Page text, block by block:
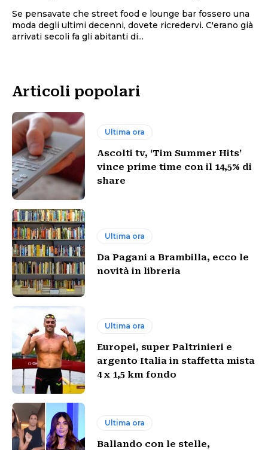
Se pensavate che street food e lounge bar fossero una
moda degli ultimi decenni, dovete ricredervi. C'erano già
arrivati secoli fa gli abitanti di...
Articoli popolari
Ultima ora
Ascolti tv, ‘Tim Summer Hits’
vince prime time con il 14,5% di
share
Ultima ora
Da Pagani a Brambilla, ecco le
novità in libreria
Ultima ora
Europei, super Paltrinieri e
argento Italia in staffetta mista
4 x 1,5 km fondo
Ultima ora
Ballando con le stelle,